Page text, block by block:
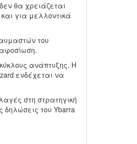
θα χρειάζεται
για μελλοντικά
του
ανάπτυξης. Η
ενδέχεται να
στη στρατηγική
του Ybarra